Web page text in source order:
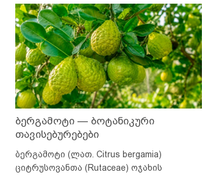
ბერგამოტი — ბოტანიკური
თავისებურებები
ბერგამოტი (ლათ. Citrus bergamia)
ციტრუსოვანთა (Rutaceae) ოჯახის